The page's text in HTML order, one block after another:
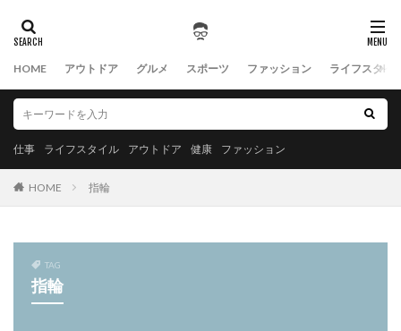
HOME アウトドア グルメ スポーツ ファッション ライフスタイ
仕事 ライフスタイル アウトドア 健康 ファッション
HOME 指輪
TAG
指輪